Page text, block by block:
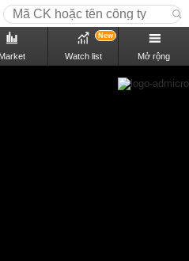
Market Watch list
New
Mở rộng